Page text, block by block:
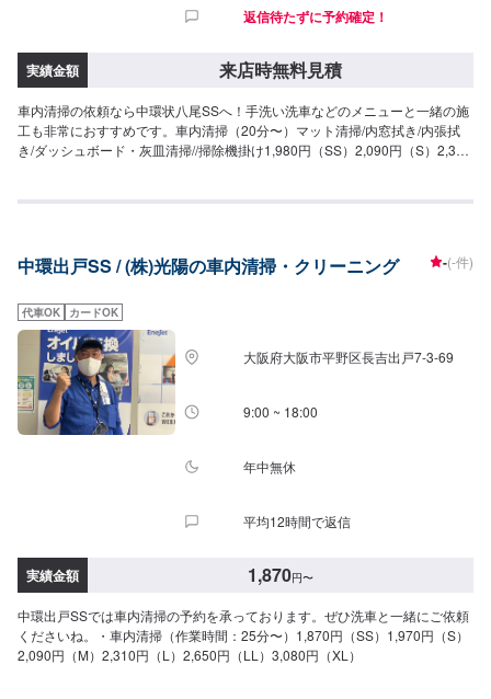
返信待たずに予約確定！
実績金額 来店時無料見積
車内清掃の依頼なら中環状八尾SSへ！手洗い洗車などのメニューと一緒の施
工も非常におすすめです。車内清掃（20分〜）マット清掃/内窓拭き/内張拭
き/ダッシュボード・灰皿清掃//掃除機掛け1,980円（SS）2,090円（S）2,310
（S）51,900円（M）55,300円（L）60,800円（LL）71,100円（XL）シート
中環出戸SS / (株)光陽の車内清掃・クリーニング -(-件)
代車OK カードOK
大阪府大阪市平野区長吉出戸7-3-69
9:00 ~ 18:00
年中無休
平均12時間で返信
実績金額 1,870円〜
中環出戸SSでは車内清掃の予約を承っております。ぜひ洗車と一緒にご依頼
くださいね。・車内清掃（作業時間：25分〜）1,870円（SS）1,970円（S）
2,090円（M）2,310円（L）2,650円（LL）3,080円（XL）